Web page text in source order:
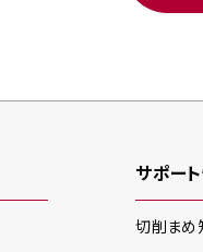
サポー
切削まめ